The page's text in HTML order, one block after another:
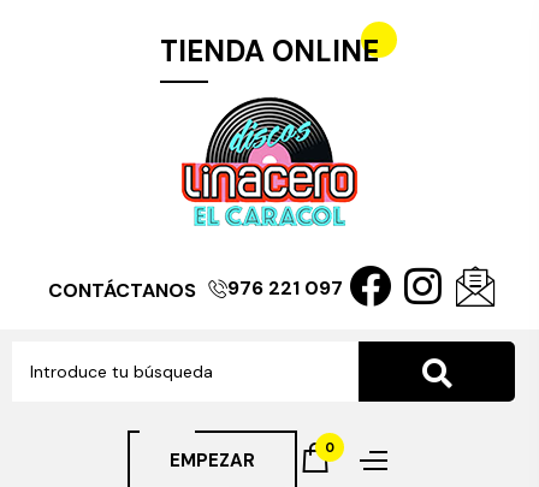
TIENDA ONLINE
CONTÁCTANOS 976 221 097
EMPEZAR
0